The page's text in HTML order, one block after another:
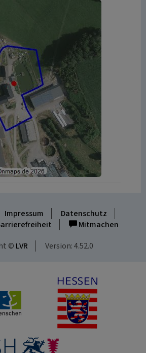
Impressum
Datenschutz
Mitmachen
© LVR Version: 4.52.0